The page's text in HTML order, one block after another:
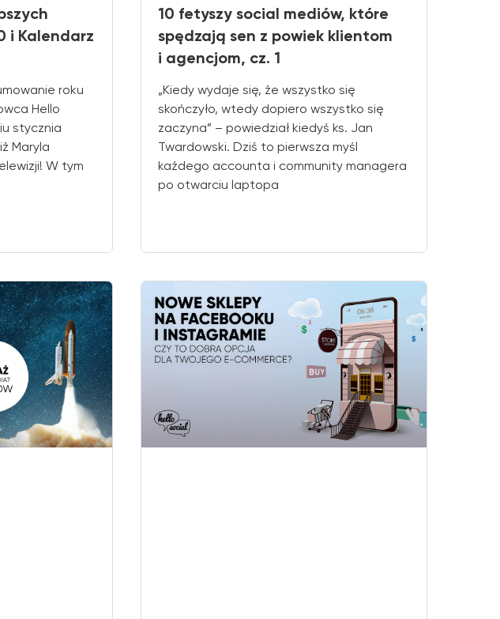
i Kalendarz
roku
Hello
stycznia
Maryla
W tym
10 fetyszy social mediów, które
spędzają sen z powiek klientom
i agencjom, cz. 1
„Kiedy wydaje się, że wszystko się
skończyło, wtedy dopiero wszystko się
zaczyna” – powiedział kiedyś ks. Jan
Twardowski. Dziś to pierwsza myśl
każdego accounta i community managera
po otwarciu laptopa